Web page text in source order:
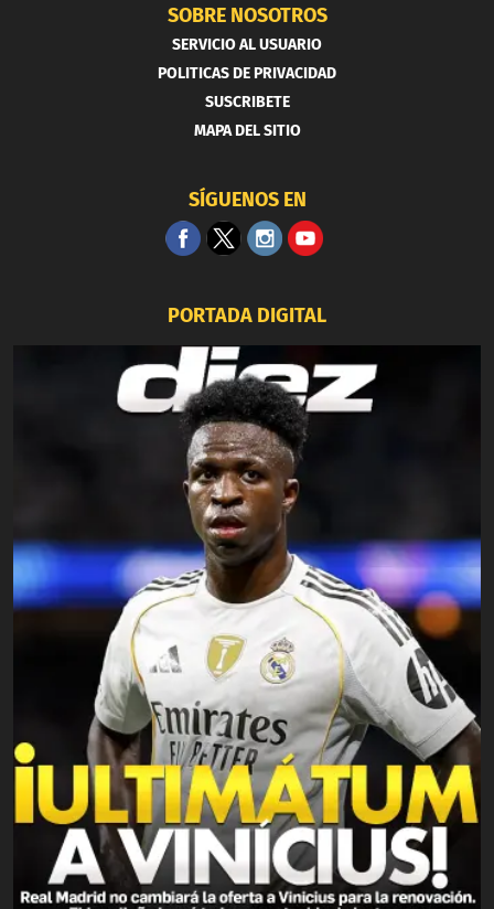
SOBRE NOSOTROS
SERVICIO AL USUARIO
POLITICAS DE PRIVACIDAD
SUSCRIBETE
MAPA DEL SITIO
SÍGUENOS EN
PORTADA DIGITAL